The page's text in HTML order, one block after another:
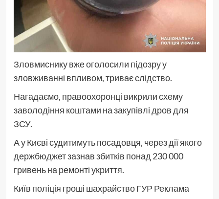
Зловмиснику вже оголосили підозру у
зловживанні впливом, триває слідство.
Нагадаємо, правоохоронці викрили схему
заволодіння коштами на закупівлі дров для
ЗСУ.
А у Києві судитимуть посадовця, через дії якого
держбюджет зазнав збитків понад 230 000
гривень на ремонті укриття.
Київ поліція гроші шахрайство ГУР Реклама